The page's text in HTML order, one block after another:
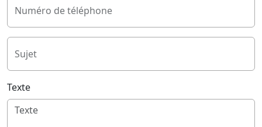
Numéro de téléphone
Sujet
Texte